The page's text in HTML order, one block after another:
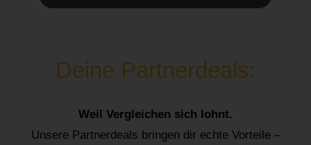
Deine Partnerdeals:
Weil Vergleichen sich lohnt.
Unsere Partnerdeals bringen dir echte Vorteile –